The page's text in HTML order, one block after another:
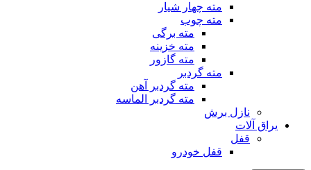
مته چهار شیار
مته چوب
مته برگی
مته خزینه
مته گازور
مته گردبر
مته گردبر آهن
مته گردبر الماسه
نازل برش
یراق آلات
قفل
قفل خودرو